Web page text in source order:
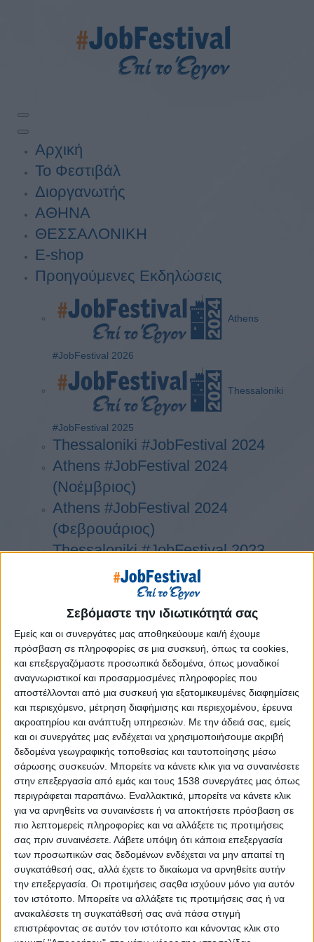
Σεβόμαστε την ιδιωτικότητά σας
Εμείς και οι συνεργάτες μας αποθηκεύουμε και/ή έχουμε
πρόσβαση σε πληροφορίες σε μια συσκευή, όπως τα cookies,
και επεξεργαζόμαστε προσωπικά δεδομένα, όπως μοναδικοί
αναγνωριστικοί και προσαρμοσμένες πληροφορίες που
αποστέλλονται από μια συσκευή για εξατομικευμένες διαφημίσεις
και περιεχόμενο, μέτρηση διαφήμισης και περιεχομένου, έρευνα
ακροατηρίου και ανάπτυξη υπηρεσιών. Με την άδειά σας, εμείς
και οι συνεργάτες μας ενδέχεται να χρησιμοποιήσουμε ακριβή
δεδομένα γεωγραφικής τοποθεσίας και ταυτοποίησης μέσω
σάρωσης συσκευών. Μπορείτε να κάνετε κλικ για να συναινέσετε
στην επεξεργασία από εμάς και τους 1538 συνεργάτες μας όπως
περιγράφεται παραπάνω. Εναλλακτικά, μπορείτε να κάνετε κλικ
για να αρνηθείτε να συναινέσετε ή να αποκτήσετε πρόσβαση σε
πιο λεπτομερείς πληροφορίες και να αλλάξετε τις προτιμήσεις
σας πριν συναινέσετε. Λάβετε υπόψη ότι κάποια επεξεργασία
των προσωπικών σας δεδομένων ενδέχεται να μην απαιτεί τη
συγκατάθεσή σας, αλλά έχετε το δικαίωμα να αρνηθείτε αυτήν
την επεξεργασία. Οι προτιμήσεις σαςθα ισχύουν μόνο για αυτόν
τον ιστότοπο. Μπορείτε να αλλάξετε τις προτιμήσεις σας ή να
ανακαλέσετε τη συγκατάθεσή σας ανά πάσα στιγμή
επιστρέφοντας σε αυτόν τον ιστότοπο και κάνοντας κλικ στο
Αρχική
Το Φεστιβάλ
Διοργανωτής
ΑΘΗΝΑ
ΘΕΣΣΑΛΟΝΙΚΗ
E-shop
Προηγούμενες Εκδηλώσεις
Athens
#JobFestival 2026
Thessaloniki
#JobFestival 2025
Thessaloniki #JobFestival 2024
Athens #JobFestival 2024
(Νοέμβριος)
Athens #JobFestival 2024
(Φεβρουάριος)
Thessaloniki #JobFestival 2023
Thessaloniki #JobFestival 2022
Athens #JobFestival 2022
Thessaloniki #JobFestival 2019
Reborn
Athens #JobFestival 2019
Thessaloniki #JobFestival 2019
Athens #JobFestival 2018
Thessaloniki #JobFestival 2018
Athens #JobFestival 2017
Τhessaloniki #JobFestival 2017
Athens #JobFestival 2016
Athens #JobFestival 2015
Thessaloniki #JobFestival 2014
Στατιστικά
Στατιστικά Athens & Thessaloniki
#JobFestivals 2022
Στατιστικά Thessaloniki
#JobFestival 2019 Reborn